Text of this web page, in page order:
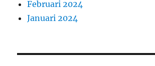
Februari 2024
Januari 2024